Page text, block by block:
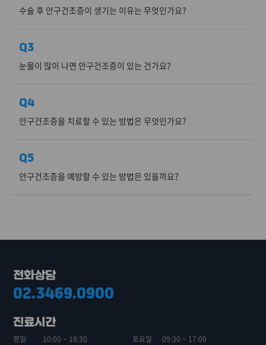
수술 후 안구건조증이 생기는 이유는 무엇인가요?
Q3
눈물이 많이 나면 안구건조증이 있는 건가요?
Q4
안구건조증을 치료할 수 있는 방법은 무엇인가요?
Q5
안구건조증을 예방할 수 있는 방법은 있을까요?
전화상담
02.3469.0900
진료시간
평일
10:00 ~ 18:30 토요일
09:30 ~ 17:00